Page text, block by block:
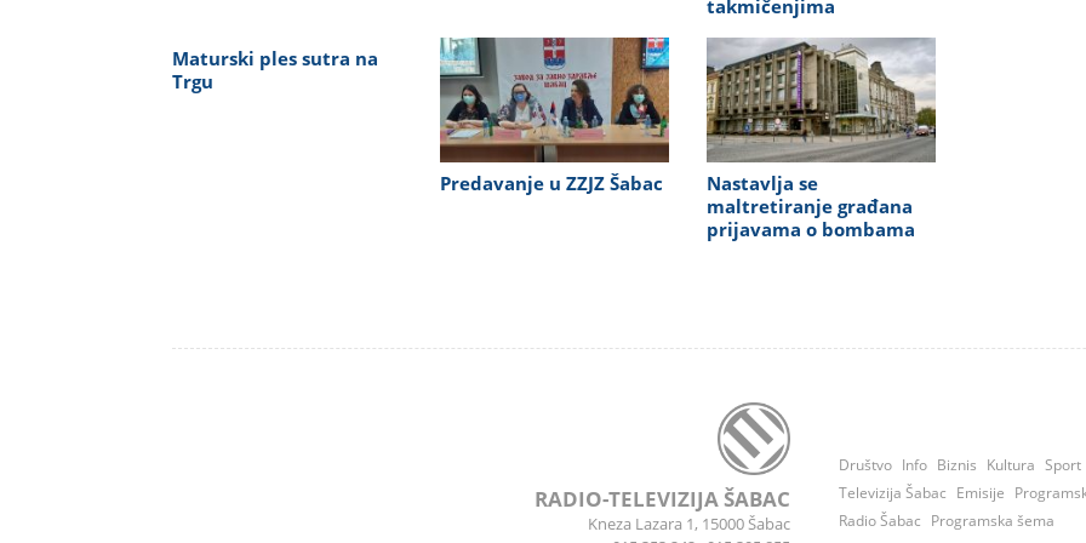
takmičenjima
Maturski ples sutra na
Trgu
Predavanje u ZZJZ Šabac
Nastavlja se
maltretiranje građana
prijavama o bombama
RADIO-TELEVIZIJA ŠABAC
Kneza Lazara 1, 15000 Šabac
Društvo Info Biznis Kultura Sport
Televizija Šabac Emisije
Radio Šabac Programska šema